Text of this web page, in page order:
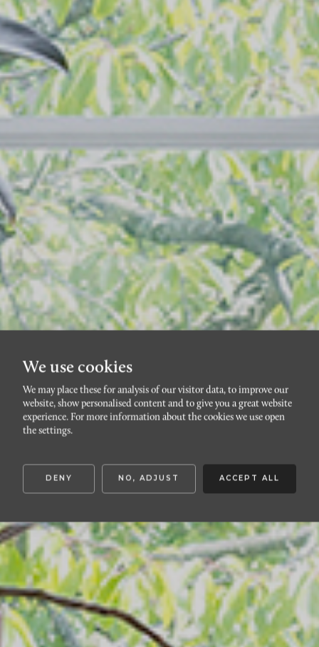
Förändra med enkla
We use cookies
We may place these for analysis of our visitor data, to improve our
website, show personalised content and to give you a great website
experience. For more information about the cookies we use open
the settings.
DENY NO, ADJUST ACCEPT ALL